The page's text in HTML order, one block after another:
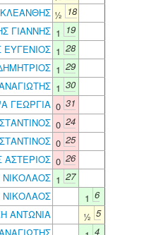
½ 18
ΓΙΑΝΝΗΣ 1 19
ΕΥΓΕΝΙΟΣ 1 28
1 29
1 30
ΓΕΩΡΓΙΑ 0 31
0 24
0 25
ΑΣΤΕΡΙΟΣ 0 26
1 27
ΝΙΚΟΛΑΟΣ 1 6
ΑΝΤΩΝΙΑ ½ 5
4